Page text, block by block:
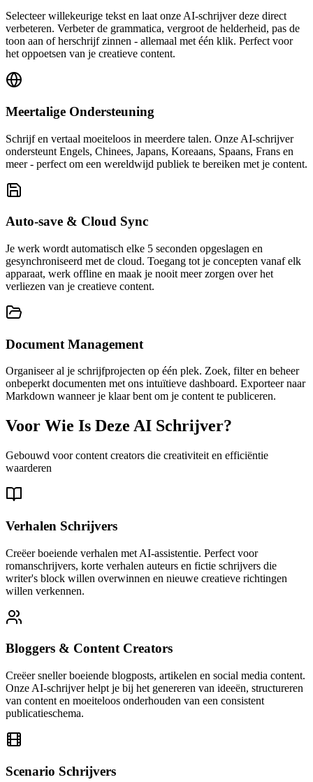
Selecteer willekeurige tekst en laat onze AI-schrijver deze direct
verbeteren. Verbeter de grammatica, vergroot de helderheid, pas de
toon aan of herschrijf zinnen - allemaal met één klik. Perfect voor
het oppoetsen van je creatieve content.
Meertalige Ondersteuning
Schrijf en vertaal moeiteloos in meerdere talen. Onze AI-schrijver
ondersteunt Engels, Chinees, Japans, Koreaans, Spaans, Frans en
meer - perfect om een wereldwijd publiek te bereiken met je content.
Auto-save & Cloud Sync
Je werk wordt automatisch elke 5 seconden opgeslagen en
gesynchroniseerd met de cloud. Toegang tot je concepten vanaf elk
apparaat, werk offline en maak je nooit meer zorgen over het
verliezen van je creatieve content.
Document Management
Organiseer al je schrijfprojecten op één plek. Zoek, filter en beheer
onbeperkt documenten met ons intuïtieve dashboard. Exporteer naar
Markdown wanneer je klaar bent om je content te publiceren.
Voor Wie Is Deze AI Schrijver?
Gebouwd voor content creators die creativiteit en efficiëntie
waarderen
Verhalen Schrijvers
Creëer boeiende verhalen met AI-assistentie. Perfect voor
romanschrijvers, korte verhalen auteurs en fictie schrijvers die
writer's block willen overwinnen en nieuwe creatieve richtingen
willen verkennen.
Bloggers & Content Creators
Creëer sneller boeiende blogposts, artikelen en social media content.
Onze AI-schrijver helpt je bij het genereren van ideeën, structureren
van content en moeiteloos onderhouden van een consistent
publicatieschema.
Scenario Schrijvers